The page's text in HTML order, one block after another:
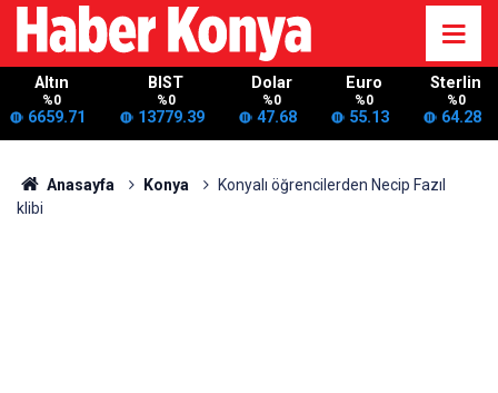
Altın
%0
6659.71
BIST
%0
13779.39
Dolar
%0
47.68
Euro
%0
55.13
Sterlin
%0
64.28
Anasayfa Konya
Konyalı öğrencilerden Necip Fazıl
klibi